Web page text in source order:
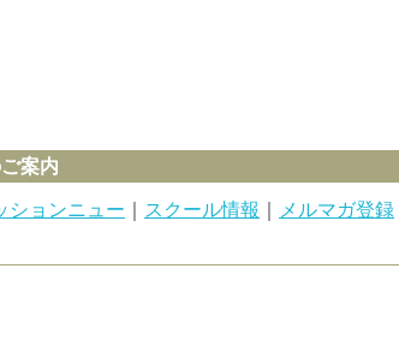
案内
ションニュー ｜ スクール情報 ｜ メルマガ登録